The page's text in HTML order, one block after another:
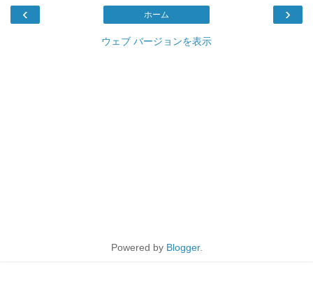
‹ ›
ホーム
ウェブ バージョンを表示
Powered by Blogger.